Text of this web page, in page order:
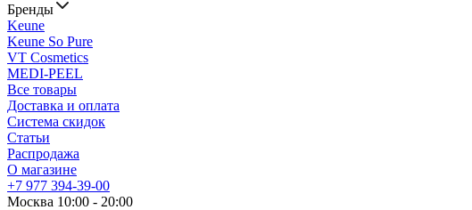
Бренды
Keune
Keune So Pure
VT Cosmetics
MEDI-PEEL
Все товары
Доставка и оплата
Система скидок
Статьи
Распродажа
О магазине
+7 977 394-39-00
Москва 10:00 - 20:00